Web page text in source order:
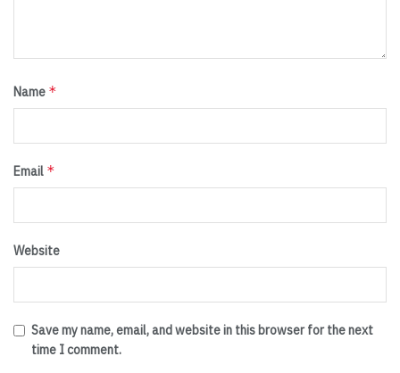
Name *
Email *
Website
Save my name, email, and website in this browser for the next
time I comment.